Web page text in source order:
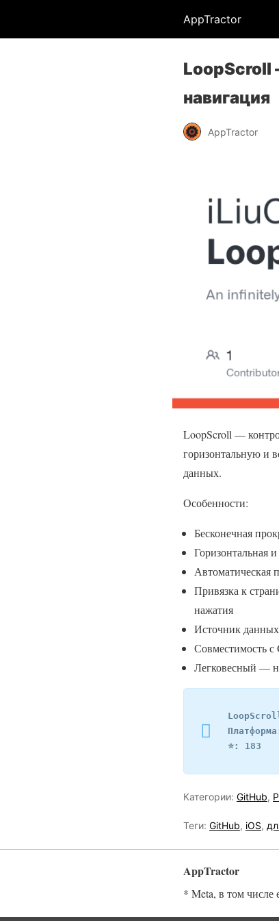
AppTractor
LoopScroll
навигация
AppTractor
LoopScroll —
горизонтальную и
данных.
Особенности:
Бесконечная
Горизонтальная
Автоматическая
Привязка к
нажатия
Источник
Совместимость
Легковесный —
⭐️: 183
Категории: GitHub,
Теги: GitHub, iOS,
AppTractor
* Meta, в том числе